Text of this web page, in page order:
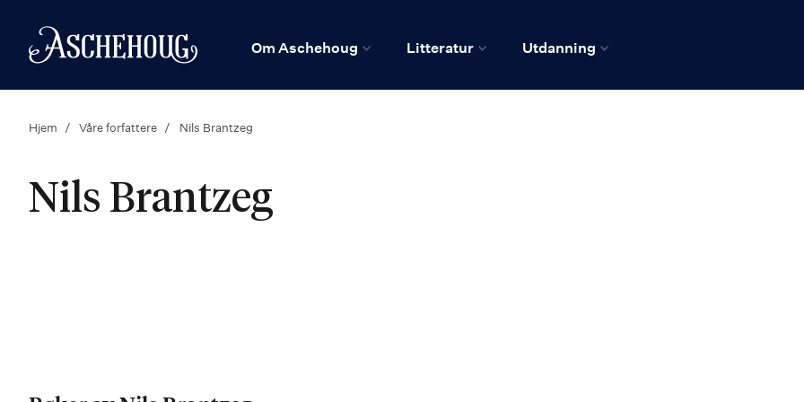
Hjem
Om Aschehoug Litteratur Utdanning
Hjem Våre forfattere Nils Brantzeg
Nils Brantzeg